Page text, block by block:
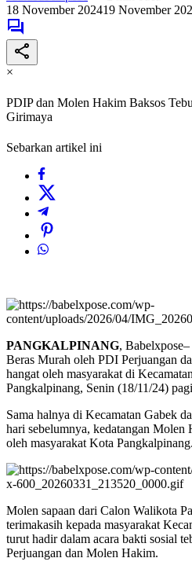
suthababelxpose
2 min baca
18 November 2024
PDIP dan Molen Hakim Baksos
PANGKALPINANG ,
Beras Murah oleh PDI Perjuangan
hangat oleh masyarakat di
Sama halnya di Kecamatan Gabek
hari sebelumnya, kedatangan Molen
Molen sapaan dari Calon Walikota
terimakasih kepada masyarakat
turut hadir dalam acara bakti sosial